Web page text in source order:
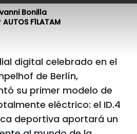
Bonilla
F1LATAM
digital celebrado en el
de Berlín,
su primer modelo de
eléctrico: el ID.4
deportiva aportará un